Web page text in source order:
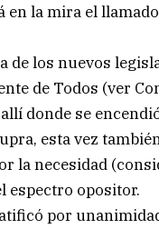
en la mira el
de los nuevos
de Todos (ver
donde se
esta vez
la necesidad
espectro opositor.
por